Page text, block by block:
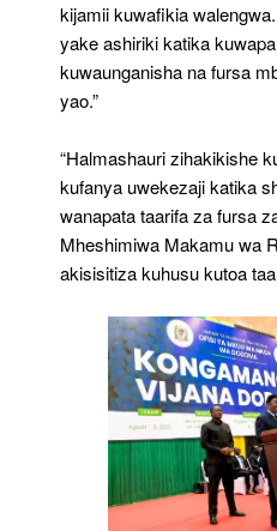
kijamii kuwafikia
yake ashiriki katika
kuwaunganisha na fursa
yao.”
“Halmashauri zihakikishe
kufanya uwekezaji katika
wanapata taarifa za fursa
Mheshimiwa Makamu wa
akisisitiza kuhusu kutoa